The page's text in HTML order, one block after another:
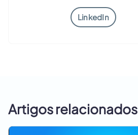
LinkedIn
Artigos relacionados